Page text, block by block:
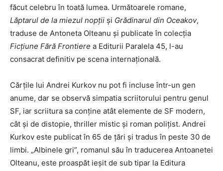
făcut celebru în toată lumea. Următoarele romane,
Lăptarul de la miezul nopţii şi Grădinarul din Oceakov,
traduse de Antoneta Olteanu și publicate în colecția
Ficțiune Fără Frontiere a Editurii Paralela 45, l-au
consacrat definitiv pe scena internațională.
Cărțile lui Andrei Kurkov nu pot fi incluse într-un gen
anume, dar se observă simpatia scriitorului pentru genul
SF, iar scriitura sa conține atât elemente de SF modern,
cât și de distopie, thriller mistic și roman polițist. Andrei
Kurkov este publicat în 65 de țări și tradus în peste 30 de
limbi. „Albinele gri”, romanul său în traducerea Antoanetei
Olteanu, este proaspăt ieșit de sub tipar la Editura